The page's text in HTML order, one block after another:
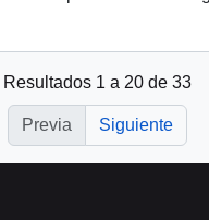
Resultados 1 a 20 de 33
Previa Siguiente